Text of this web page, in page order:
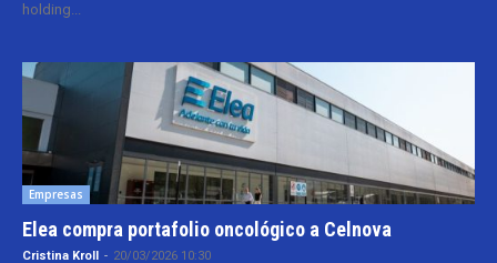
holding...
Empresas
Elea compra portafolio oncológico a Celnova
Cristina Kroll - 20/03/2026 10:30